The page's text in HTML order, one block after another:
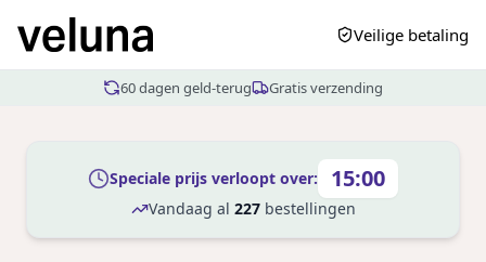
Veilige betaling
60 dagen geld-terug Gratis verzending
Speciale prijs verloopt over: 15:00
Vandaag al 227bestellingen